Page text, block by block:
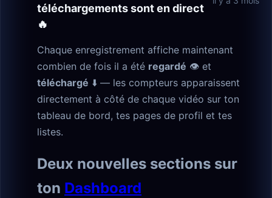
téléchargements sont en direct
🔥
Chaque enregistrement affiche maintenant
combien de fois il a été regardé 👁 et
téléchargé ⬇️ — les compteurs apparaissent
directement à côté de chaque vidéo sur ton
tableau de bord, tes pages de profil et tes
listes.
Deux nouvelles sections sur
ton Dashboard